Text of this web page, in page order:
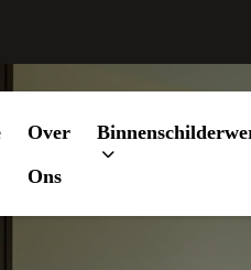
Over
Ons